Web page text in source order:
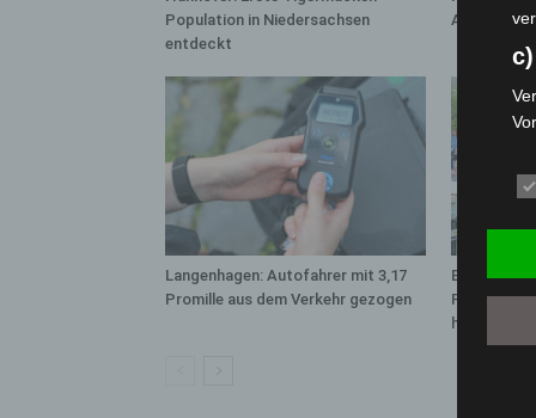
Population in Niedersachsen
entdeckt
A7 –
Langenhagen: Autofahrer mit 3,17
Promille aus dem Verkehr gezogen
Polizei,
hautnah